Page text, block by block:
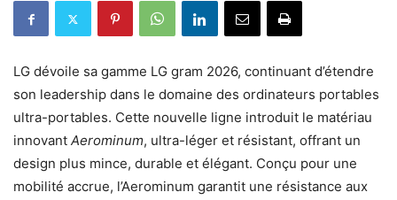
LG dévoile sa gamme LG gram 2026, continuant d’étendre
son leadership dans le domaine des ordinateurs portables
ultra-portables. Cette nouvelle ligne introduit le matériau
innovant Aerominum, ultra-léger et résistant, offrant un
design plus mince, durable et élégant. Conçu pour une
mobilité accrue, l’Aerominum garantit une résistance aux